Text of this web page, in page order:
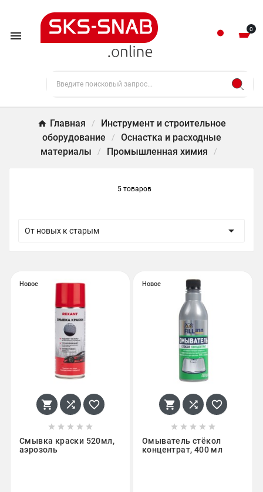
 0
Главная
Инструмент и строительное
оборудование
Оснастка и расходные
материалы
Промышленная химия
5 товаров
От новых к старым 
Новое
  
    
Смывка краски 520мл,
аэрозоль
Новое
  
    
Омыватель стёкол
концентрат, 400 мл